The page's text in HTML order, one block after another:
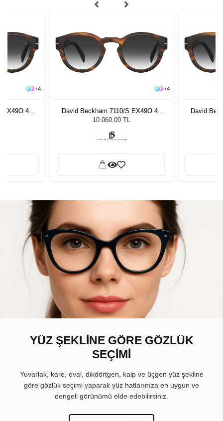
+4
49
+4
David Beckham 7110/S EX49O 49
Unisex Güneş Gözlüğü
10.060,00 TL
David
YÜZ ŞEKLİNE GÖRE GÖZLÜK
SEÇİMİ
Yuvarlak, kare, oval, dikdörtgen, kalp ve üçgen yüz şekline
göre gözlük seçimi yaparak yüz hatlarınıza en uygun ve
dengeli görünümü elde edebilirsiniz.